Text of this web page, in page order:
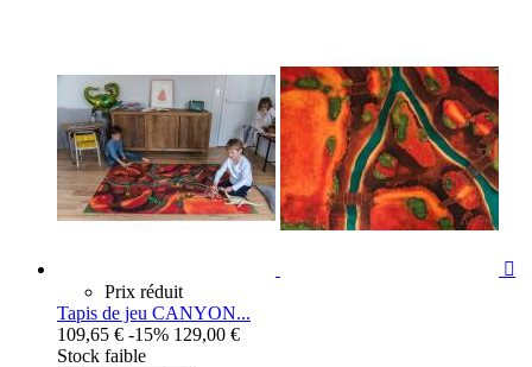

Prix réduit
Tapis de jeu CANYON...
109,65 € -15% 129,00 €
Stock faible